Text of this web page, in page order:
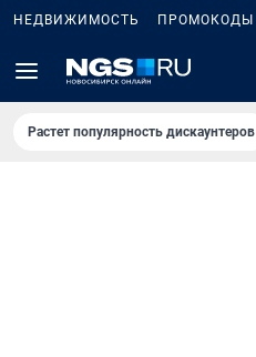
НЕДВИЖИМОСТЬ ПРОМОКОДЫ
Растет популярность дискаунтеров